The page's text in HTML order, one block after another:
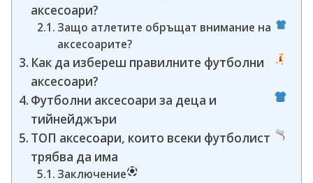
аксесоари?
Защо атлетите обръщат внимание на
аксесоарите?
Как да избереш правилните футболни
аксесоари?
Футболни аксесоари за деца и
тийнейджъри
ТОП аксесоари, които всеки футболист
трябва да има
Заключение